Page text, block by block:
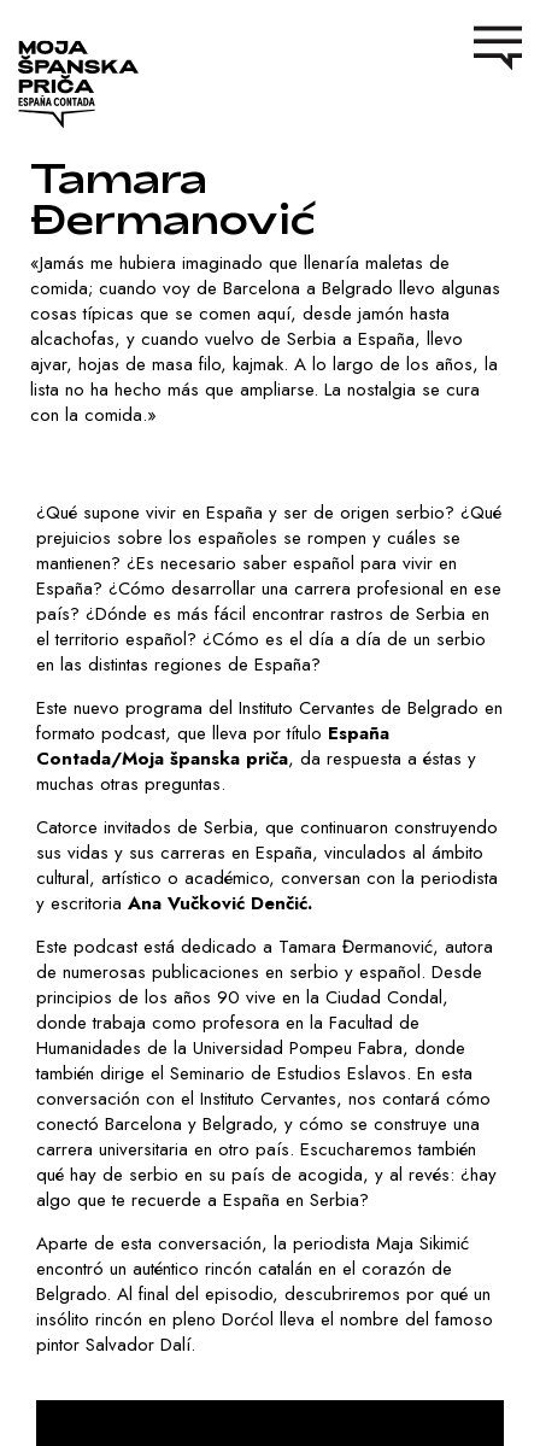
Tamara
Đermanović
«Jamás me hubiera imaginado que llenaría maletas de
comida; cuando voy de Barcelona a Belgrado llevo algunas
cosas típicas que se comen aquí, desde jamón hasta
alcachofas, y cuando vuelvo de Serbia a España, llevo
ajvar, hojas de masa filo, kajmak. A lo largo de los años, la
lista no ha hecho más que ampliarse. La nostalgia se cura
con la comida.»
¿Qué supone vivir en España y ser de origen serbio? ¿Qué
prejuicios sobre los españoles se rompen y cuáles se
mantienen? ¿Es necesario saber español para vivir en
España? ¿Cómo desarrollar una carrera profesional en ese
país? ¿Dónde es más fácil encontrar rastros de Serbia en
el territorio español? ¿Cómo es el día a día de un serbio
en las distintas regiones de España?
Este nuevo programa del Instituto Cervantes de Belgrado en
formato podcast, que lleva por título España
Contada/Moja španska priča, da respuesta a éstas y
muchas otras preguntas.
Catorce invitados de Serbia, que continuaron construyendo
sus vidas y sus carreras en España, vinculados al ámbito
cultural, artístico o académico, conversan con la periodista
y escritoria Ana Vučković Denčić.
Este podcast está dedicado a Tamara Đermanović, autora
de numerosas publicaciones en serbio y español. Desde
principios de los años 90 vive en la Ciudad Condal,
donde trabaja como profesora en la Facultad de
Humanidades de la Universidad Pompeu Fabra, donde
también dirige el Seminario de Estudios Eslavos. En esta
conversación con el Instituto Cervantes, nos contará cómo
conectó Barcelona y Belgrado, y cómo se construye una
carrera universitaria en otro país. Escucharemos también
qué hay de serbio en su país de acogida, y al revés: ¿hay
algo que te recuerde a España en Serbia?
Aparte de esta conversación, la periodista Maja Sikimić
encontró un auténtico rincón catalán en el corazón de
Belgrado. Al final del episodio, descubriremos por qué un
insólito rincón en pleno Dorćol lleva el nombre del famoso
pintor Salvador Dalí.